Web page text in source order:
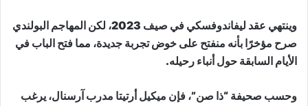
وينتهي عقد ليفاندوفسكي في صيف 2023، لكن المهاجم البولندي
صرح مؤخرًا بأنه منفتح على خوض تجربة جديدة، مما فتح الباب في
الأيام السابقة حول أنباء رحيله.
وحسب صحيفة “ذا صن”، فإن ميكيل أرتيتا مدرب آرسنال، يرغب